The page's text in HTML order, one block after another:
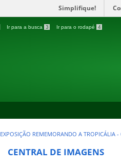
Simplifique!
Ir para a busca 3 Ir para o rodapé 4
EXPOSIÇÃO REMEMORANDO A TROPICÁLIA
CENTRAL DE IMAGENS